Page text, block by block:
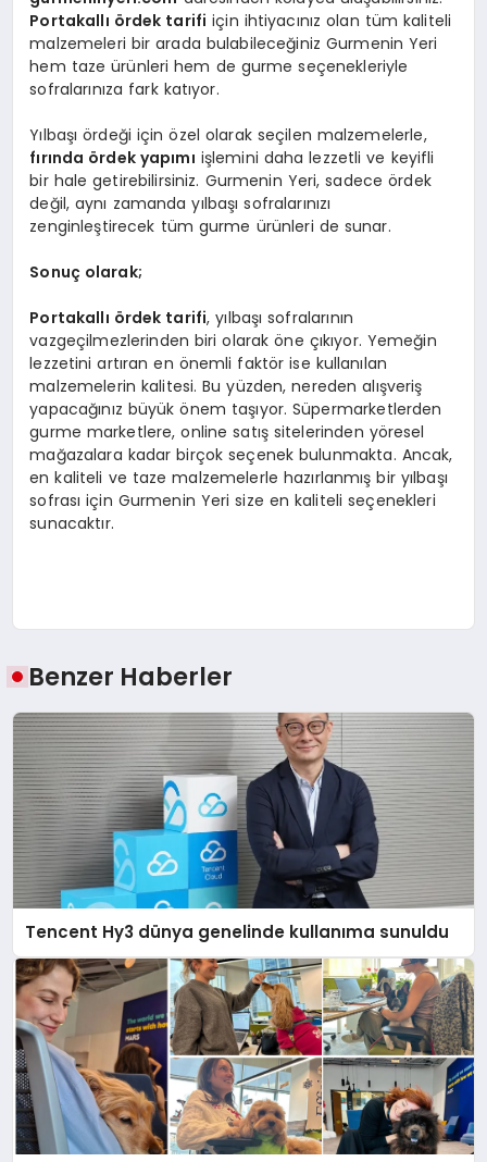
Portakallı ördek tarifi için ihtiyacınız olan tüm kaliteli
malzemeleri bir arada bulabileceğiniz Gurmenin Yeri
hem taze ürünleri hem de gurme seçenekleriyle
sofralarınıza fark katıyor.
Yılbaşı ördeği için özel olarak seçilen malzemelerle,
fırında ördek yapımı işlemini daha lezzetli ve keyifli
bir hale getirebilirsiniz. Gurmenin Yeri, sadece ördek
değil, aynı zamanda yılbaşı sofralarınızı
zenginleştirecek tüm gurme ürünleri de sunar.
Sonuç olarak;
Portakallı ördek tarifi, yılbaşı sofralarının
vazgeçilmezlerinden biri olarak öne çıkıyor. Yemeğin
lezzetini artıran en önemli faktör ise kullanılan
malzemelerin kalitesi. Bu yüzden, nereden alışveriş
yapacağınız büyük önem taşıyor. Süpermarketlerden
gurme marketlere, online satış sitelerinden yöresel
mağazalara kadar birçok seçenek bulunmakta. Ancak,
en kaliteli ve taze malzemelerle hazırlanmış bir yılbaşı
sofrası için Gurmenin Yeri size en kaliteli seçenekleri
sunacaktır.
Benzer Haberler
Tencent Hy3 dünya genelinde kullanıma sunuldu